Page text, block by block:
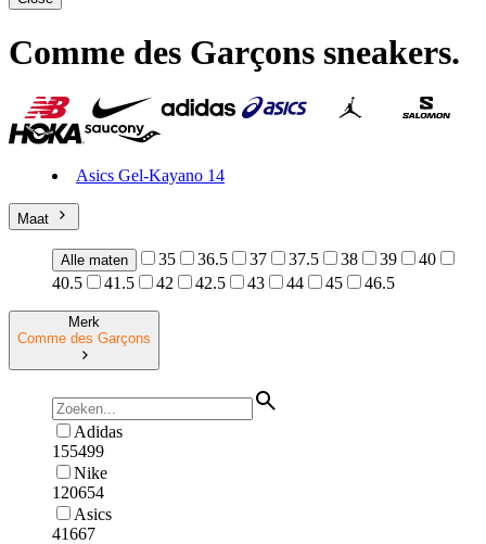
Comme des Garçons sneakers.
Asics Gel-Kayano 14
Maat
Alle maten 35 36.5 37 37.5 38 39
40
40.5
41.5 42 42.5 43 44 45 46.5
Merk
Comme des Garçons
Adidas
155499
Nike
120654
Asics
41667